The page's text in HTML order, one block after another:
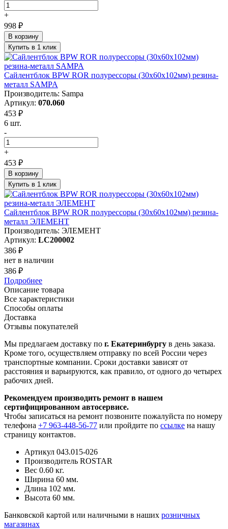
+
998 ₽
В корзину
Купить в 1 клик
Сайлентблок BPW ROR полурессоры (30х60х102мм) резина-
металл SAMPA
Производитель: Sampa
Артикул: 070.060
453 ₽
6 шт.
-
+
453 ₽
В корзину
Купить в 1 клик
Сайлентблок BPW ROR полурессоры (30х60х102мм) резина-
металл ЭЛЕМЕНТ
Производитель: ЭЛЕМЕНТ
Артикул: LC200002
386 ₽
нет в наличии
386 ₽
Подробнее
Описание товара
Все характеристики
Способы оплаты
Доставка
Отзывы покупателей
Мы предлагаем доставку по г. Екатеринбургу в день заказа.
Кроме того, осуществляем отправку по всей России через
транспортные компании. Сроки доставки зависят от
расстояния и варьируются, как правило, от одного до четырех
рабочих дней.
Рекомендуем производить ремонт в нашем
сертифицированном автосервисе.
Чтобы записаться на ремонт позвоните пожалуйста по номеру
телефона +7 963-448-56-77 или пройдите по ссылке на нашу
страницу контактов.
Артикул 043.015-026
Производитель ROSTAR
Вес 0.60 кг.
Ширина 60 мм.
Длина 102 мм.
Высота 60 мм.
Банковской картой или наличными в наших розничных
магазинах